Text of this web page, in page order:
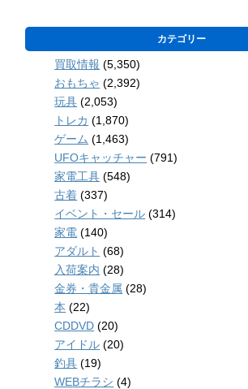
カテゴリー
買取情報 (5,350)
おもちゃ (2,392)
玩具 (2,053)
トレカ (1,870)
ゲーム (1,463)
UFOキャッチャー (791)
家電工具 (548)
古着 (337)
イベント・セール (314)
家電 (140)
アダルト (68)
入荷案内 (28)
金券・貴金属 (28)
本 (22)
CDDVD (20)
アイドル (20)
釣具 (19)
WEBチラシ (4)